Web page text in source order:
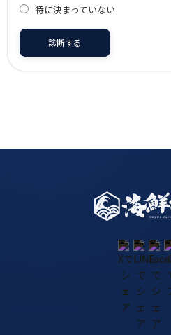
特に決まっていない
診断する